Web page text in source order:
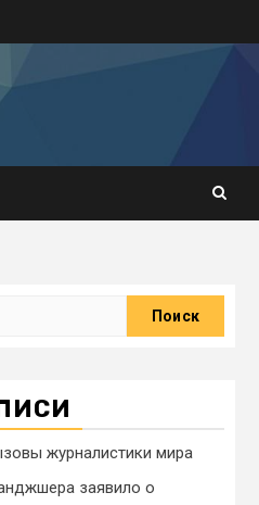
журналистики мира
заявило о